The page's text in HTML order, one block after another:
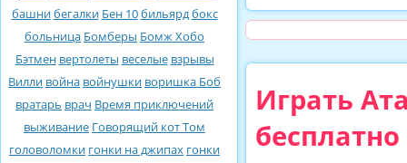
башнибегалки Бен 10бильярдбокс
больница Бомберы Бомж Хобо
Бэтмен вертолеты веселые взрывы
Вилли война войнушки воришка Боб
вратарь врач Время приключений
выживание Говорящий кот Том
головоломки гонки на джипах гонки
Играть